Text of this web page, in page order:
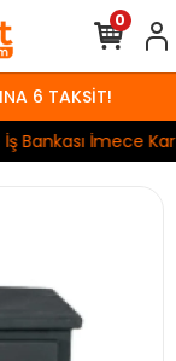
6 TAKSİT!
Bankası İmece Kart
0